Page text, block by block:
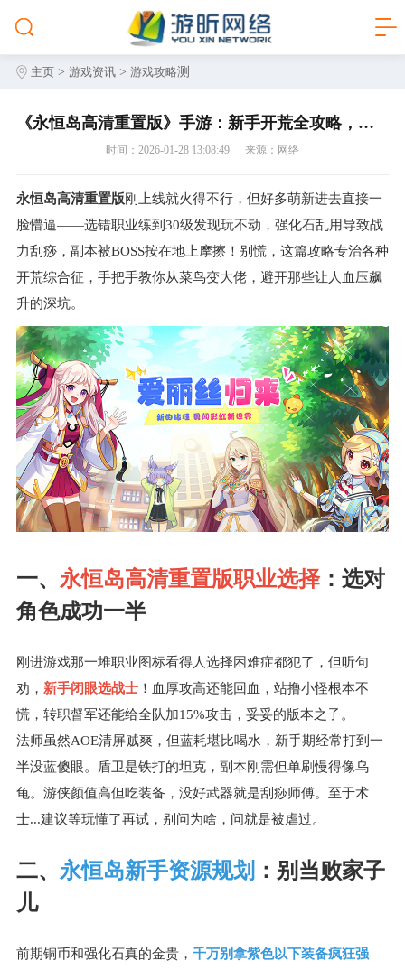
主页 >游戏资讯 >游戏攻略测
​《永恒岛高清重置版》手游：新手开荒全攻略，从职业选择到资源规划，少走弯路快速成长
时间：2026-01-28 13:08:49 来源：网络
永恒岛高清重置版刚上线就火得不行，但好多萌新进去直接一
脸懵逼——选错职业练到30级发现玩不动，强化石乱用导致战
力刮痧，副本被BOSS按在地上摩擦！别慌，这篇攻略专治各种
开荒综合征，手把手教你从菜鸟变大佬，避开那些让人血压飙
升的深坑。
一、 永恒岛高清重置版职业选择：选对
角色成功一半
刚进游戏那一堆职业图标看得人选择困难症都犯了，但听句
劝， 新手闭眼选战士！血厚攻高还能回血，站撸小怪根本不
慌，转职督军还能给全队加15%攻击，妥妥的版本之子。
法师虽然AOE清屏贼爽，但蓝耗堪比喝水，新手期经常打到一
半没蓝傻眼。盾卫是铁打的坦克，副本刚需但单刷慢得像乌
龟。游侠颜值高但吃装备，没好武器就是刮痧师傅。至于术
士...建议等玩懂了再试，别问为啥，问就是被虐过。
二、 永恒岛新手资源规划 ：别当败家子
儿
前期铜币和强化石真的金贵， 千万别拿紫色以下装备疯狂强